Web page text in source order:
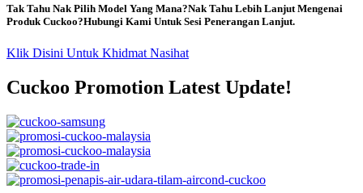
Tak Tahu Nak Pilih Model Yang Mana?Nak Tahu Lebih Lanjut Mengenai
Produk Cuckoo?Hubungi Kami Untuk Sesi Penerangan Lanjut.
Klik Disini Untuk Khidmat Nasihat
Cuckoo Promotion Latest Update!